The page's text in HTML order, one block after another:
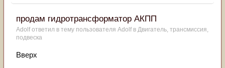
продам гидротрансформатор АКПП
Adolfответил в тему пользователя Adolfв Двигатель, трансмиссия,
подвеска
Вверх